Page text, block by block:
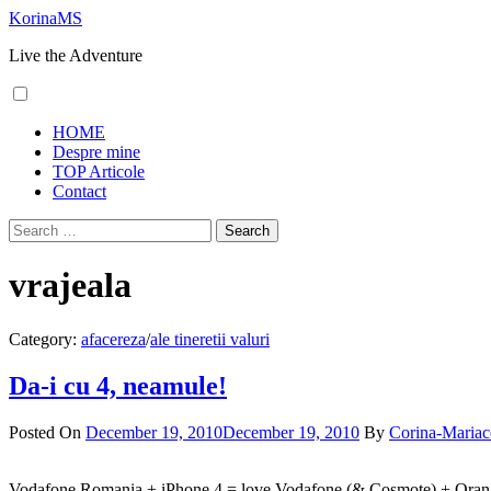
Skip
content
KorinaMS
Live the Adventure
Menu
HOME
Despre mine
TOP Articole
Contact
Search
for:
vrajeala
Category: afacereza/ale tineretii valuri
Da-i cu 4, neamule!
Posted On December 19, 2010December 19, 2010 By Corina-Maria